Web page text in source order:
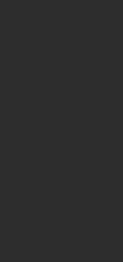
Code Postal